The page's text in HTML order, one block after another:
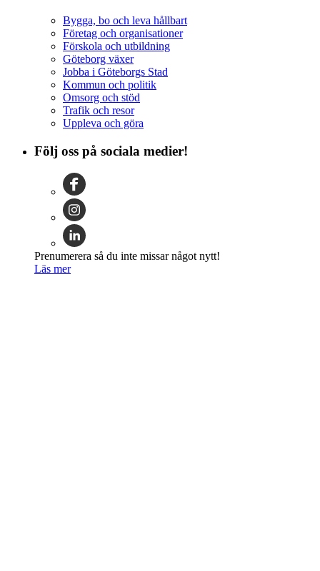
Bygga, bo och leva hållbart
Företag och organisationer
Förskola och utbildning
Göteborg växer
Jobba i Göteborgs Stad
Kommun och politik
Omsorg och stöd
Trafik och resor
Uppleva och göra
Följ oss på sociala medier!
Prenumerera så du inte missar något nytt!
Läs mer